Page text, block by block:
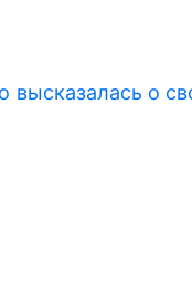
высказалась о